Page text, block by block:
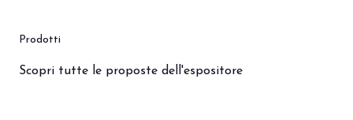
Prodotti
Scopri tutte le proposte dell'espositore